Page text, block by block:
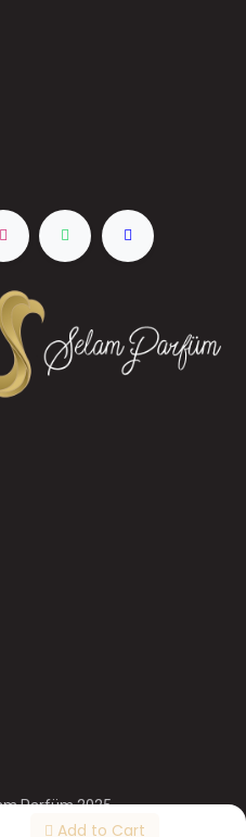
Add to Cart
Parfüm 2025
(US) | Türkçe